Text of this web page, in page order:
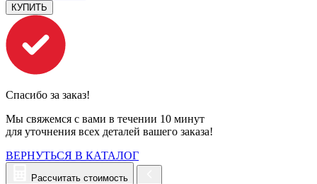
КУПИТЬ
Спасибо за заказ!
Мы свяжемся с вами в течении 10 минут
для уточнения всех деталей вашего заказа!
ВЕРНУТЬСЯ В КАТАЛОГ
Рассчитать стоимость